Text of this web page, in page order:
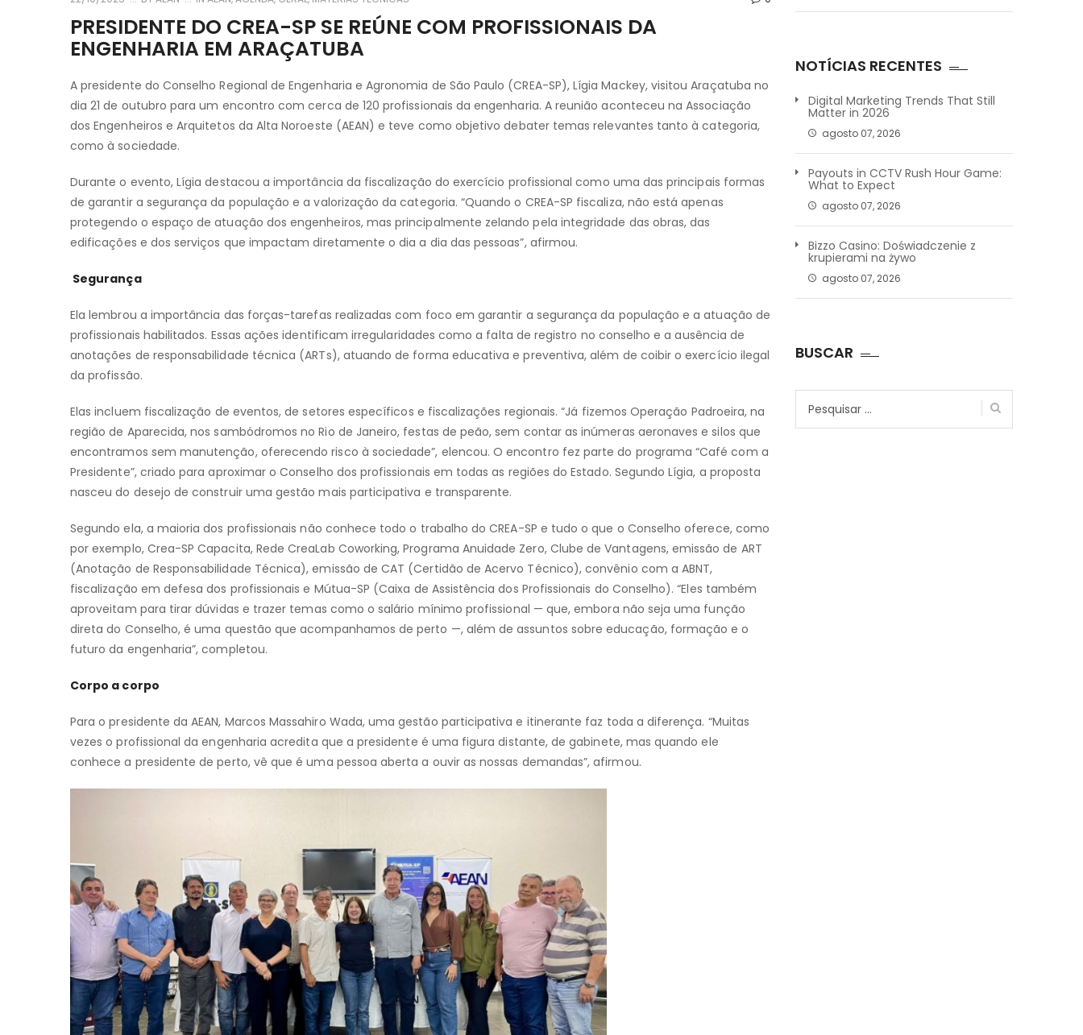
PRESIDENTE DO CREA-SP SE REÚNE COM PROFISSIONAIS DA
ENGENHARIA EM ARAÇATUBA
A presidente do Conselho Regional de Engenharia e Agronomia de São Paulo (CREA-SP), Lígia Mackey, visitou Araçatuba no
dia 21 de outubro para um encontro com cerca de 120 profissionais da engenharia. A reunião aconteceu na Associação
dos Engenheiros e Arquitetos da Alta Noroeste (AEAN) e teve como objetivo debater temas relevantes tanto à categoria,
como à sociedade.
Durante o evento, Lígia destacou a importância da fiscalização do exercício profissional como uma das principais formas
de garantir a segurança da população e a valorização da categoria. “Quando o CREA-SP fiscaliza, não está apenas
protegendo o espaço de atuação dos engenheiros, mas principalmente zelando pela integridade das obras, das
edificações e dos serviços que impactam diretamente o dia a dia das pessoas”, afirmou.
Segurança
Ela lembrou a importância das forças-tarefas realizadas com foco em garantir a segurança da população e a atuação de
profissionais habilitados. Essas ações identificam irregularidades como a falta de registro no conselho e a ausência de
anotações de responsabilidade técnica (ARTs), atuando de forma educativa e preventiva, além de coibir o exercício ilegal
da profissão.
Elas incluem fiscalização de eventos, de setores específicos e fiscalizações regionais. “Já fizemos Operação Padroeira, na
região de Aparecida, nos sambódromos no Rio de Janeiro, festas de peão, sem contar as inúmeras aeronaves e silos que
encontramos sem manutenção, oferecendo risco à sociedade”, elencou. O encontro fez parte do programa “Café com a
Presidente”, criado para aproximar o Conselho dos profissionais em todas as regiões do Estado. Segundo Lígia, a proposta
nasceu do desejo de construir uma gestão mais participativa e transparente.
Segundo ela, a maioria dos profissionais não conhece todo o trabalho do CREA-SP e tudo o que o Conselho oferece, como
por exemplo, Crea-SP Capacita, Rede CreaLab Coworking, Programa Anuidade Zero, Clube de Vantagens, emissão de ART
(Anotação de Responsabilidade Técnica), emissão de CAT (Certidão de Acervo Técnico), convênio com a ABNT,
fiscalização em defesa dos profissionais e Mútua-SP (Caixa de Assistência dos Profissionais do Conselho). “Eles também
aproveitam para tirar dúvidas e trazer temas como o salário mínimo profissional — que, embora não seja uma função
direta do Conselho, é uma questão que acompanhamos de perto —, além de assuntos sobre educação, formação e o
futuro da engenharia”, completou.
Corpo a corpo
Para o presidente da AEAN, Marcos Massahiro Wada, uma gestão participativa e itinerante faz toda a diferença. “Muitas
vezes o profissional da engenharia acredita que a presidente é uma figura distante, de gabinete, mas quando ele
conhece a presidente de perto, vê que é uma pessoa aberta a ouvir as nossas demandas”, afirmou.
NOTÍCIAS RECENTES
Digital Marketing Trends That Still
Matter in 2026
agosto 07, 2026
Payouts in CCTV Rush Hour Game:
What to Expect
agosto 07, 2026
Bizzo Casino: Doświadczenie z
krupierami na żywo
agosto 07, 2026
BUSCAR